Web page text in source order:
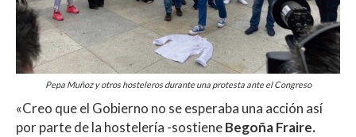
Pepa Muñoz y otros hosteleros durante una protesta ante el Congreso
«Creo que el Gobierno no se esperaba una acción así
por parte de la hostelería -sostieneBegoña Fraire.